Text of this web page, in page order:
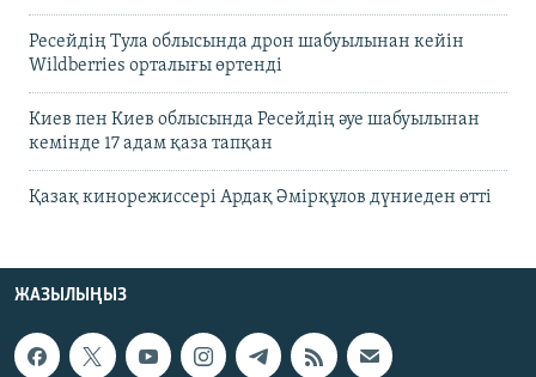
Ресейдің Тула облысында дрон шабуылынан кейін
Wildberries орталығы өртенді
Киев пен Киев облысында Ресейдің әуе шабуылынан
кемінде 17 адам қаза тапқан
Қазақ кинорежиссері Ардақ Әмірқұлов дүниеден өтті
ЖАЗЫЛЫҢЫЗ